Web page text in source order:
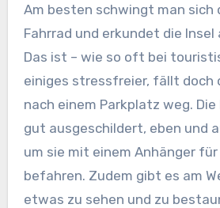
Am besten schwingt man sich
Fahrrad und erkundet die Insel
Das ist – wie so oft bei
einiges stressfreier, fällt doch
nach einem Parkplatz weg.
gut ausgeschildert, eben und
um sie mit einem Anhänger
befahren. Zudem gibt es am
etwas zu sehen und zu